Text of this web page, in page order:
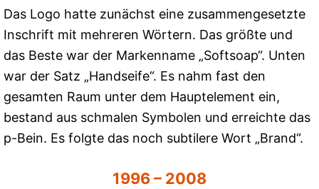
Das Logo hatte zunächst eine zusammengesetzte
Inschrift mit mehreren Wörtern. Das größte und
das Beste war der Markenname „Softsoap“. Unten
war der Satz „Handseife“. Es nahm fast den
gesamten Raum unter dem Hauptelement ein,
bestand aus schmalen Symbolen und erreichte das
p-Bein. Es folgte das noch subtilere Wort „Brand“.
1996 – 2008